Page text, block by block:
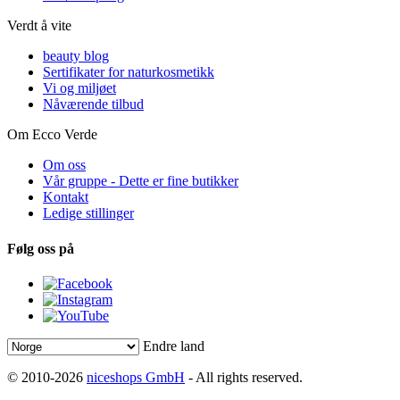
Verdt å vite
beauty blog
Sertifikater for naturkosmetikk
Vi og miljøet
Nåværende tilbud
Om Ecco Verde
Om oss
Vår gruppe - Dette er fine butikker
Kontakt
Ledige stillinger
Følg oss på
Endre land
© 2010-2026 niceshops GmbH - All rights reserved.